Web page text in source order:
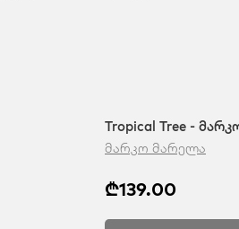
Tropical Tree -
მარკო მარელა
₾139.00